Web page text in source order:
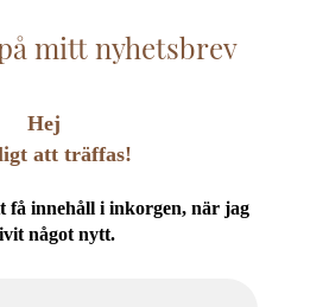
mitt nyhetsbrev
Hej
att träffas!
få innehåll i inkorgen, när jag
något nytt.